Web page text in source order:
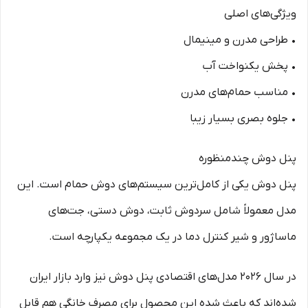
ویژگی‌های اصلی
• طراحی مدرن و مینیمال
• پخش یکنواخت آب
• مناسب حمام‌های مدرن
• جلوه بصری بسیار زیبا
پنل دوش چندمنظوره
پنل دوش یکی از کامل‌ترین سیستم‌های دوش حمام است. این
مدل معمولاً شامل سردوش ثابت، دوش دستی، جت‌های
ماساژور و شیر کنترل دما در یک مجموعه یکپارچه است.
در سال ۲۰۲۶ مدل‌های اقتصادی پنل دوش نیز وارد بازار ایران
شده‌اند که باعث شده این محصول برای مصرف خانگی هم قابل